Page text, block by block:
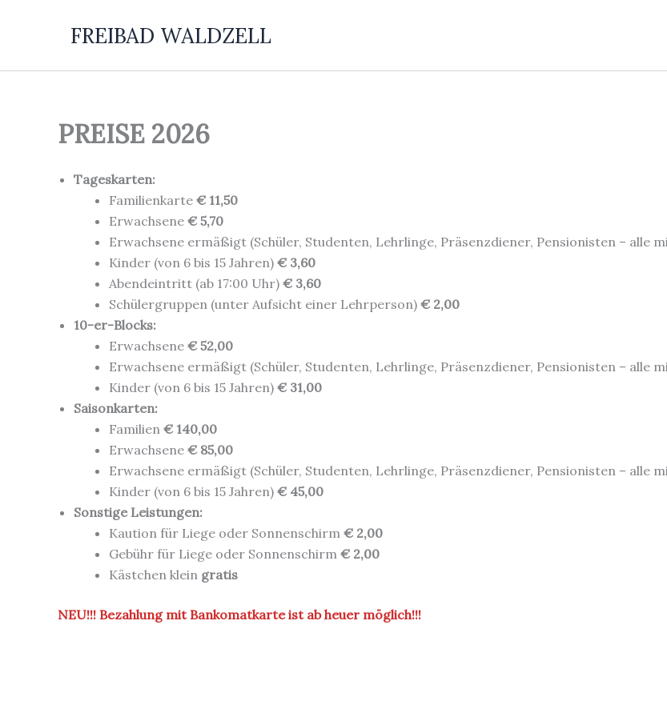
FREIBAD WALDZELL
PREISE 2026
Tageskarten:
Familienkarte € 11,50
Erwachsene € 5,70
Erwachsene ermäßigt (Schüler, Studenten, Lehrlinge, Präsenzdiener, Pensionisten – alle
Kinder (von 6 bis 15 Jahren) € 3,60
Abendeintritt (ab 17:00 Uhr) € 3,60
Schülergruppen (unter Aufsicht einer Lehrperson) € 2,00
10-er-Blocks:
Erwachsene € 52,00
Erwachsene ermäßigt (Schüler, Studenten, Lehrlinge, Präsenzdiener, Pensionisten – alle
Kinder (von 6 bis 15 Jahren) € 31,00
Saisonkarten:
Familien € 140,00
Erwachsene € 85,00
Erwachsene ermäßigt (Schüler, Studenten, Lehrlinge, Präsenzdiener, Pensionisten – alle
Kinder (von 6 bis 15 Jahren) € 45,00
Sonstige Leistungen:
Kaution für Liege oder Sonnenschirm € 2,00
Gebühr für Liege oder Sonnenschirm € 2,00
Kästchen klein gratis
NEU!!! Bezahlung mit Bankomatkarte ist ab heuer möglich!!!